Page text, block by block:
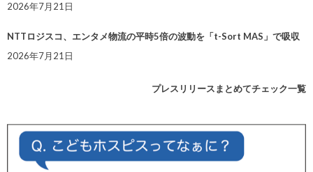
2026年7月21日
NTTロジスコ、エンタメ物流の平時5倍の波動を「t-Sort MAS」で吸収
2026年7月21日
プレスリリースまとめてチェック一覧